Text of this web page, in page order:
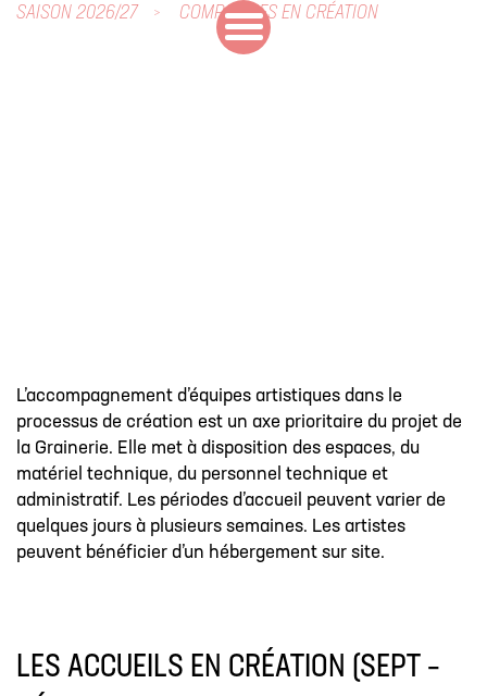
SAISON 2026/27 COMPAGNIES EN CRÉATION
L’accompagnement d’équipes artistiques dans le
processus de création est un axe prioritaire du projet de
la Grainerie. Elle met à disposition des espaces, du
matériel technique, du personnel technique et
administratif. Les périodes d’accueil peuvent varier de
quelques jours à plusieurs semaines. Les artistes
peuvent bénéficier d’un hébergement sur site.
LES ACCUEILS EN CRÉATION (SEPT –